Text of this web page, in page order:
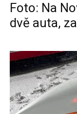
Foto: Na
dvě auta,